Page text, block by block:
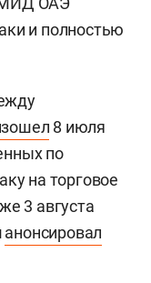
и полностью
8 июля
по
на торговое
3 августа
анонсировал